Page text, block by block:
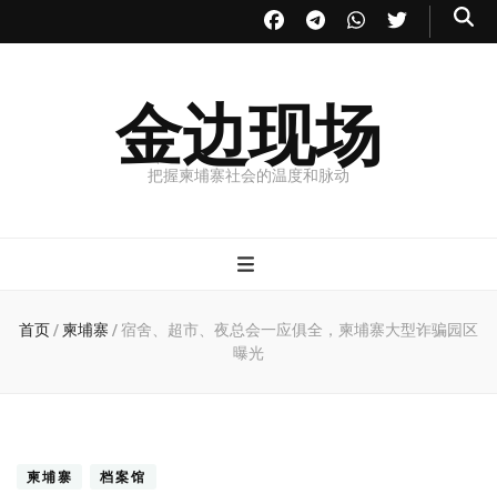
金边现场
把握柬埔寨社会的温度和脉动
首页/ 柬埔寨 /宿舍、超市、夜总会一应俱全，柬埔寨大型诈骗园区
曝光
柬埔寨 档案馆